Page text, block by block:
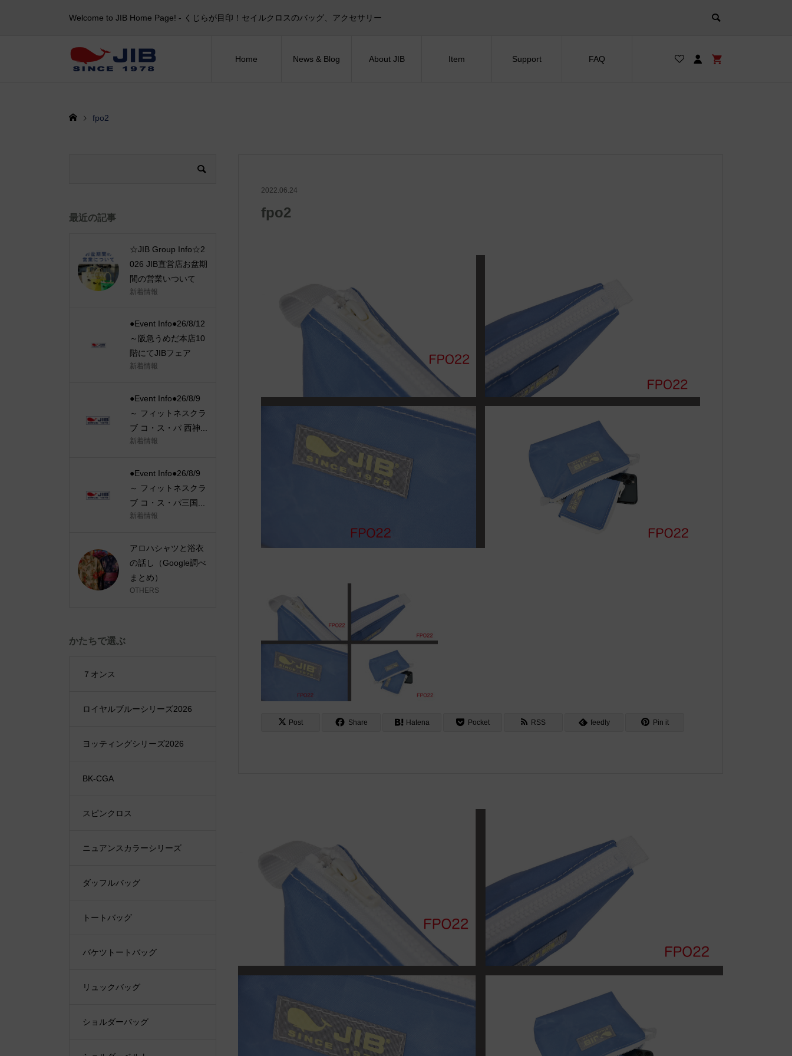
Welcome to JIB Home Page! ‐ くじらが目印！セイルクロスのバッグ、アクセサリー
Home News & Blog About JIB Item Support FAQ
fpo2
2022.06.24
fpo2
Post Share Hatena Pocket RSS feedly Pin it
最近の記事
☆JIB Group Info☆2
026 JIB直営店お盆期
間の営業いついて
新着情報
●Event Info●26/8/12
～阪急うめだ本店10
階にてJIBフェア
新着情報
●Event Info●26/8/9
～ フィットネスクラ
ブ コ・ス・パ 西神...
新着情報
●Event Info●26/8/9
～ フィットネスクラ
ブ コ・ス・パ三国...
新着情報
アロハシャツと浴衣
の話し（Google調べ
まとめ）
OTHERS
かたちで選ぶ
７オンス
ロイヤルブルーシリーズ2026
ヨッティングシリーズ2026
BK-CGA
スピンクロス
ニュアンスカラーシリーズ
ダッフルバッグ
トートバッグ
バケツトートバッグ
リュックバッグ
ショルダーバッグ